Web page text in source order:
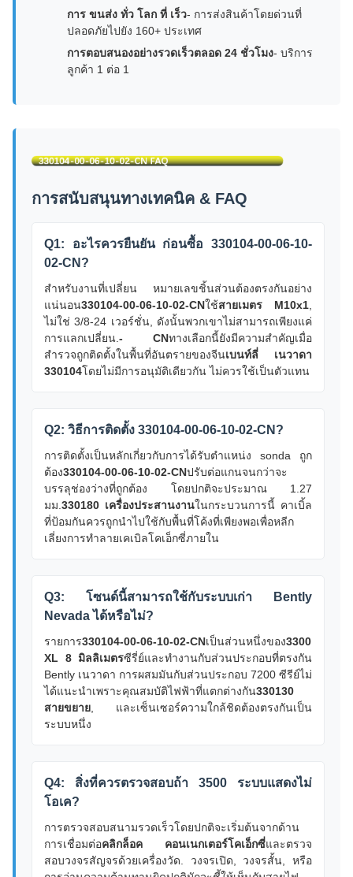
การ ขนส่ง ทั่ว โลก ที่ เร็ว- การส่งสินค้าโดยด่วนที่
ปลอดภัยไปยัง 160+ ประเทศ
การตอบสนองอย่างรวดเร็วตลอด 24 ชั่วโมง- บริการ
ลูกค้า 1 ต่อ 1
การสนับสนุนทางเทคนิค & FAQ
Q1: อะไรควรยืนยัน ก่อนซื้อ 330104-00-06-10-
02-CN?
สําหรับงานที่เปลี่ยน หมายเลขชิ้นส่วนต้องตรงกันอย่าง
แน่นอน330104-00-06-10-02-CNใช้สายเมตร M10x1,
ไม่ใช่ 3/8-24 เวอร์ชั่น, ดังนั้นพวกเขาไม่สามารถเพียงแค่
การแลกเปลี่ยน.- CNทางเลือกนี้ยังมีความสําคัญเมื่อ
สํารวจถูกติดตั้งในพื้นที่อันตรายของจีนเบนท์ลี่ เนวาดา
330104โดยไม่มีการอนุมัติเดียวกัน ไม่ควรใช้เป็นตัวแทน
Q2: วิธีการติดตั้ง 330104-00-06-10-02-CN?
การติดตั้งเป็นหลักเกี่ยวกับการได้รับตําแหน่ง sonda ถูก
ต้อง330104-00-06-10-02-CNปรับต่อแกนจนกว่าจะ
บรรลุช่องว่างที่ถูกต้อง โดยปกติจะประมาณ 1.27
มม.330180 เครื่องประสานงานในกระบวนการนี้ คาเบิ้ล
ที่ป้อมกันควรถูกนําไปใช้กับพื้นที่โค้งที่เพียงพอเพื่อหลีก
เลี่ยงการทําลายเคเบิลโคเอ็กซี่ภายใน
Q3: โซนด์นี้สามารถใช้กับระบบเก่า Bently
Nevada ได้หรือไม่?
รายการ330104-00-06-10-02-CNเป็นส่วนหนึ่งของ3300
XL 8 มิลลิเมตรซีรี่ย์และทํางานกับส่วนประกอบที่ตรงกัน
Bently เนวาดา การผสมมันกับส่วนประกอบ 7200 ซีรีย์ไม่
ได้แนะนําเพราะคุณสมบัติไฟฟ้าที่แตกต่างกัน330130
สายขยาย, และเซ็นเซอร์ความใกล้ชิดต้องตรงกันเป็น
ระบบหนึ่ง
Q4: สิ่งที่ควรตรวจสอบถ้า 3500 ระบบแสดงไม่
โอเค?
การตรวจสอบสนามรวดเร็วโดยปกติจะเริ่มต้นจากด้าน
การเชื่อมต่อคลิกล็อค คอนเนกเตอร์โคเอ็กซี่และตรวจ
สอบวงจรสัญจรด้วยเครื่องวัด. วงจรเปิด, วงจรสั้น, หรือ